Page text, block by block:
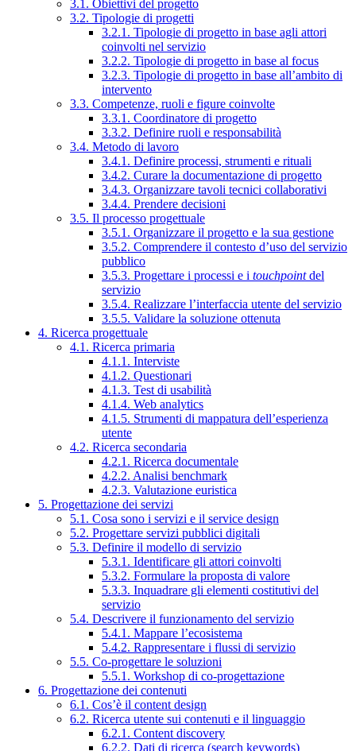
3.1. Obiettivi del progetto
3.2. Tipologie di progetti
3.2.1. Tipologie di progetto in base agli attori
coinvolti nel servizio
3.2.2. Tipologie di progetto in base al focus
3.2.3. Tipologie di progetto in base all’ambito di
intervento
3.3. Competenze, ruoli e figure coinvolte
3.3.1. Coordinatore di progetto
3.3.2. Definire ruoli e responsabilità
3.4. Metodo di lavoro
3.4.1. Definire processi, strumenti e rituali
3.4.2. Curare la documentazione di progetto
3.4.3. Organizzare tavoli tecnici collaborativi
3.4.4. Prendere decisioni
3.5. Il processo progettuale
3.5.1. Organizzare il progetto e la sua gestione
3.5.2. Comprendere il contesto d’uso del servizio
pubblico
3.5.3. Progettare i processi e i touchpointdel
servizio
3.5.4. Realizzare l’interfaccia utente del servizio
3.5.5. Validare la soluzione ottenuta
4. Ricerca progettuale
4.1. Ricerca primaria
4.1.1. Interviste
4.1.2. Questionari
4.1.3. Test di usabilità
4.1.4. Web analytics
4.1.5. Strumenti di mappatura dell’esperienza
utente
4.2. Ricerca secondaria
4.2.1. Ricerca documentale
4.2.2. Analisi benchmark
4.2.3. Valutazione euristica
5. Progettazione dei servizi
5.1. Cosa sono i servizi e il service design
5.2. Progettare servizi pubblici digitali
5.3. Definire il modello di servizio
5.3.1. Identificare gli attori coinvolti
5.3.2. Formulare la proposta di valore
5.3.3. Inquadrare gli elementi costitutivi del
servizio
5.4. Descrivere il funzionamento del servizio
5.4.1. Mappare l’ecosistema
5.4.2. Rappresentare i flussi di servizio
5.5. Co-progettare le soluzioni
5.5.1. Workshop di co-progettazione
6. Progettazione dei contenuti
6.1. Cos’è il content design
6.2. Ricerca utente sui contenuti e il linguaggio
6.2.1. Content discovery
6.2.2. Dati di ricerca (search keywords)